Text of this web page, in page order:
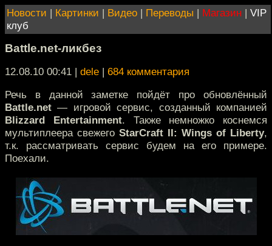
Новости | Картинки | Видео | Переводы | Магазин | VIP
клуб
Battle.net-ликбез
12.08.10 00:41 | dele | 684 комментария
Речь в данной заметке пойдёт про обновлённый
Battle.net — игровой сервис, созданный компанией
Blizzard Entertainment. Также немножко коснемся
мультиплеера свежего StarCraft II: Wings of Liberty,
т.к. рассматривать сервис будем на его примере.
Поехали.